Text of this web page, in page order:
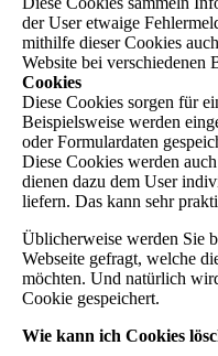
der User etwaige
mithilfe dieser Cookies
Website bei verschiedenen
Cookies
Diese Cookies sorgen für
Beispielsweise werden
oder Formulardaten
Diese Cookies werden
dienen dazu dem User
liefern. Das kann sehr
Üblicherweise werden Sie
Webseite gefragt, welche
möchten. Und natürlich
Cookie gespeichert.
Wie kann ich Cookies